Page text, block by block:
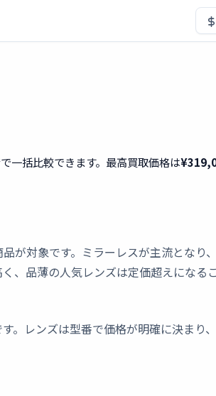
一括比較できます。最高買取価格は
が対象です。ミラーレスが主流となり
、品薄の人気レンズは定価超えになる
。レンズは型番で価格が明確に決まり